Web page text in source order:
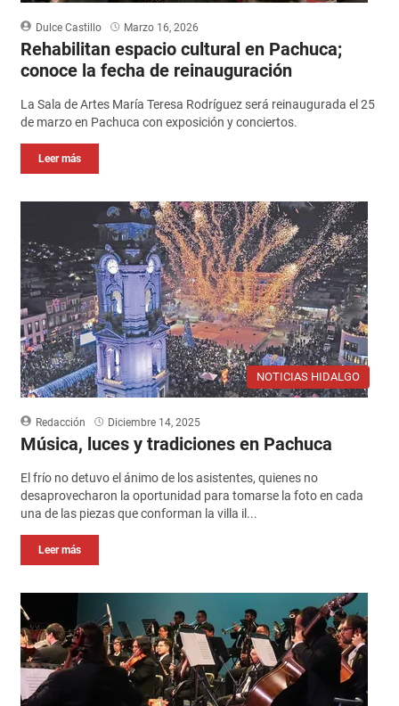
Dulce Castillo Marzo 16, 2026
Rehabilitan espacio cultural en Pachuca;
conoce la fecha de reinauguración
La Sala de Artes María Teresa Rodríguez será reinaugurada el 25
de marzo en Pachuca con exposición y conciertos.
Leer más
NOTICIAS HIDALGO
Redacción Diciembre 14, 2025
Música, luces y tradiciones en Pachuca
El frío no detuvo el ánimo de los asistentes, quienes no
desaprovecharon la oportunidad para tomarse la foto en cada
una de las piezas que conforman la villa il...
Leer más